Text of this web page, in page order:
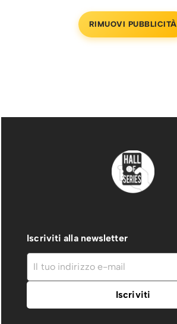
RIMUOVI PUBBLICITÀ
Iscriviti alla newsletter